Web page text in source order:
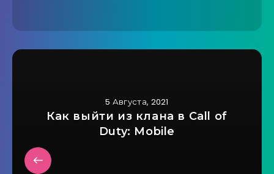
5 Августа, 2021
Как выйти из клана в Call of
Duty: Mobile